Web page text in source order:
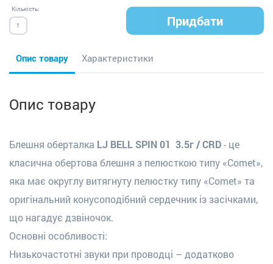
Кількість:
Придбати
Опис товару Характеристики
Опис товару
Блешня оберталка LJ BELL SPIN 01 3.5г / CRD- це
класична обертова блешня з пелюсткою типу «Comet»,
яка має округлу витягнуту пелюстку типу «Comet» та
оригінальний конусоподібний сердечник із засічками,
що нагадує дзвіночок.
Основні особливості:
Низькочастотні звуки при проводці – додатково